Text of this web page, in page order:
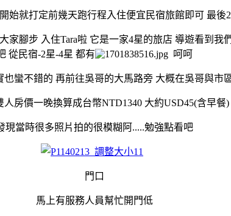
始就打定前幾天跑行程入住便宜民宿旅館即可 最
家腳步 入住Tara啦 它是一家4星的旅店 導遊看到
從民宿-2星-4星 都有
呵呵
蠻不錯的 再前往吳哥的大馬路旁 大概在吳哥與市
房價一晚換算成台幣NTD1340 大約USD45(含早
現當時很多照片拍的很模糊阿.....勉強點看吧
門口
馬上有服務人員幫忙開門低